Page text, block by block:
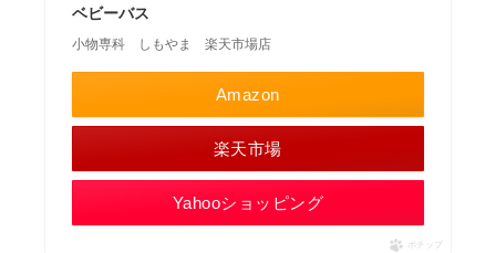
ベビーバス
小物専科 しもやま 楽天市場店
Amazon
楽天市場
Yahooショッピング
ポチップ